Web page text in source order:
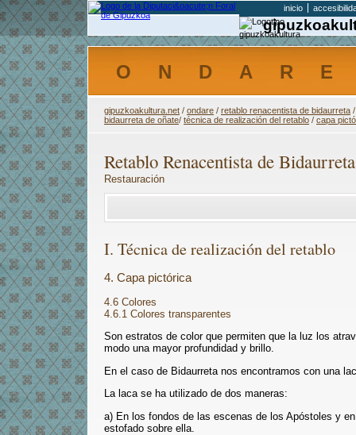
inicio
gipuzkoakultura.net / ondare / retablo renacentista de bidaurreta
bidaurreta de oñate/ técnica de realización del retablo / capa
Retablo Renacentista de Bidaurreta
Restauración
I. Técnica de realización del retablo
4. Capa pictórica
4.6 Colores
4.6.1 Colores transparentes
Son estratos de color que permiten que la luz los
modo una mayor profundidad y brillo.
En el caso de Bidaurreta nos encontramos con una
La laca se ha utilizado de dos maneras:
a) En los fondos de las escenas de los Apóstoles y
estofado sobre ella.